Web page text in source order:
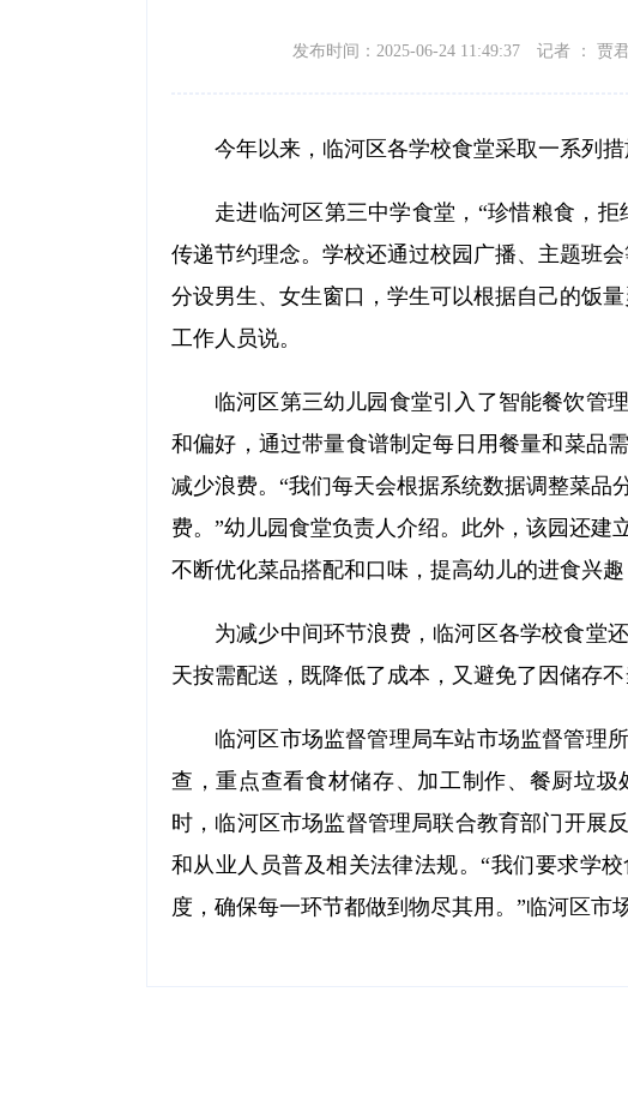
发布时间：2025-06-24 11:49:37 记者 ： 贾
今年以来，临河区各学校食堂采取一系列
走进临河区第三中学食堂，“珍惜粮食，
传递节约理念。学校还通过校园广播、主题班
分设男生、女生窗口，学生可以根据自己的饭
工作人员说。
临河区第三幼儿园食堂引入了智能餐饮管
和偏好，通过带量食谱制定每日用餐量和菜品
减少浪费。“我们每天会根据系统数据调整菜品
费。”幼儿园食堂负责人介绍。此外，该园还建
不断优化菜品搭配和口味，提高幼儿的进食兴趣
为减少中间环节浪费，临河区各学校食堂
天按需配送，既降低了成本，又避免了因储存不
临河区市场监督管理局车站市场监督管理
查，重点查看食材储存、加工制作、餐厨垃
时，临河区市场监督管理局联合教育部门开展
和从业人员普及相关法律法规。“我们要求学
度，确保每一环节都做到物尽其用。”临河区市